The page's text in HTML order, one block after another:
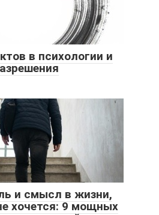
в психологии и
и смысл в жизни,
хочется: 9 мощных